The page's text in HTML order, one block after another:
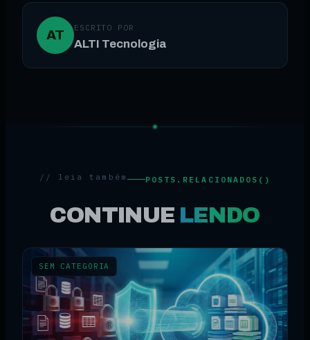
AT
ESCRITO POR
ALTI Tecnologia
// leia também POSTS.RELACIONADOS()
CONTINUE LENDO
SEM CATEGORIA